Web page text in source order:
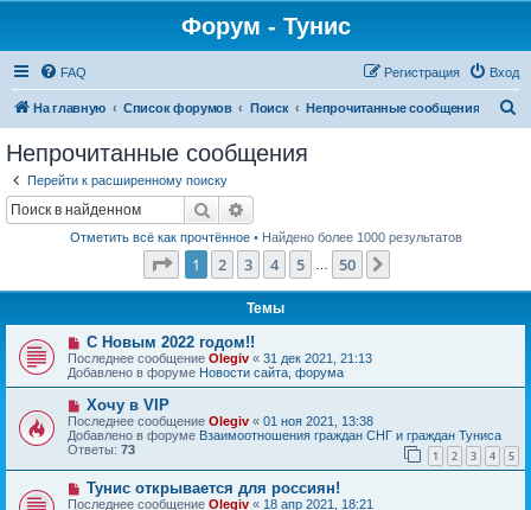
Форум - Тунис
FAQ Вход
Регистрация
На главную Список форумов Поиск Непрочитанные сообщения
Непрочитанные сообщения
Перейти к расширенному поиску
Поиск
Отметить всё как прочтённое• Найдено более 1000 результатов
Страница из 50
1 2 3 4 5 50
Темы
Н
о
в
о
е
с
о
о
б
щ
е
С Новым 2022 годом!!
Последнее сообщение Olegiv « 31 дек 2021, 21:13
Добавлено в форуме Новости сайта, форума
Н
о
в
о
е
с
о
о
Хочу в VIP
Последнее сообщение Olegiv « 01 ноя 2021, 13:38
Добавлено в форуме Взаимоотношения граждан СНГ и граждан Туниса
Ответы: 73 1 2 3 4 5
Н
о
Тунис открывается для россиян!
Последнее сообщение Olegiv « 18 апр 2021, 18:21